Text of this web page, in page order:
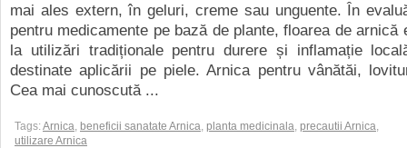
mai ales extern, în geluri, creme sau unguente. În
pentru medicamente pe bază de plante, floarea de arnică
la utilizări tradiționale pentru durere și inflamație
destinate aplicării pe piele. Arnica pentru vânătăi,
Cea mai cunoscută ...
Tags:Arnica, beneficii sanatate Arnica, planta medicinala, precautii Arnica,
utilizare Arnica